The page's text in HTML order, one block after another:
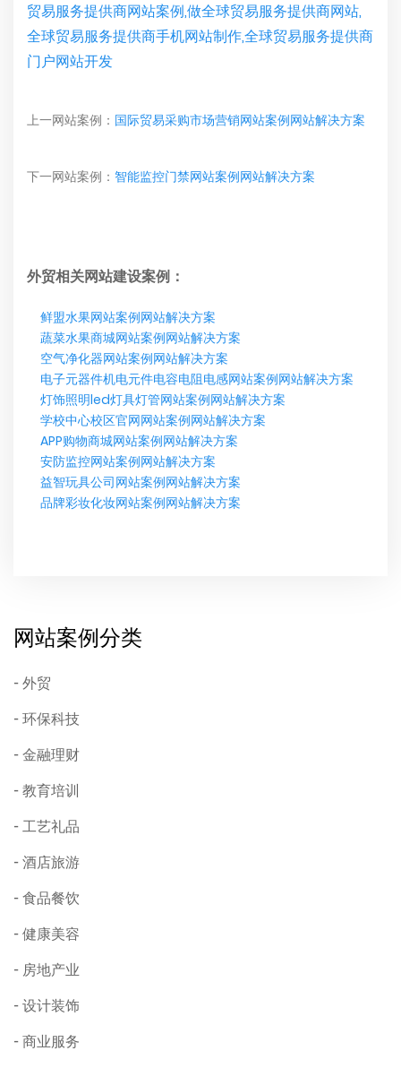
贸易服务提供商网站案例,做全球贸易服务提供商网站,
全球贸易服务提供商手机网站制作,全球贸易服务提供商
门户网站开发
上一网站案例： 国际贸易采购市场营销网站案例网站解决方案
下一网站案例： 智能监控门禁网站案例网站解决方案
外贸相关网站建设案例：
鲜盟水果网站案例网站解决方案
蔬菜水果商城网站案例网站解决方案
空气净化器网站案例网站解决方案
电子元器件机电元件电容电阻电感网站案例网站解决方案
灯饰照明led灯具灯管网站案例网站解决方案
学校中心校区官网网站案例网站解决方案
APP购物商城网站案例网站解决方案
安防监控网站案例网站解决方案
益智玩具公司网站案例网站解决方案
品牌彩妆化妆网站案例网站解决方案
网站案例分类
外贸
环保科技
金融理财
教育培训
工艺礼品
酒店旅游
食品餐饮
健康美容
房地产业
设计装饰
商业服务